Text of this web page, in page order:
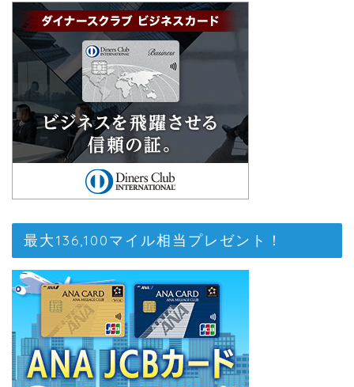
最大136,100マイル相当プレゼント！